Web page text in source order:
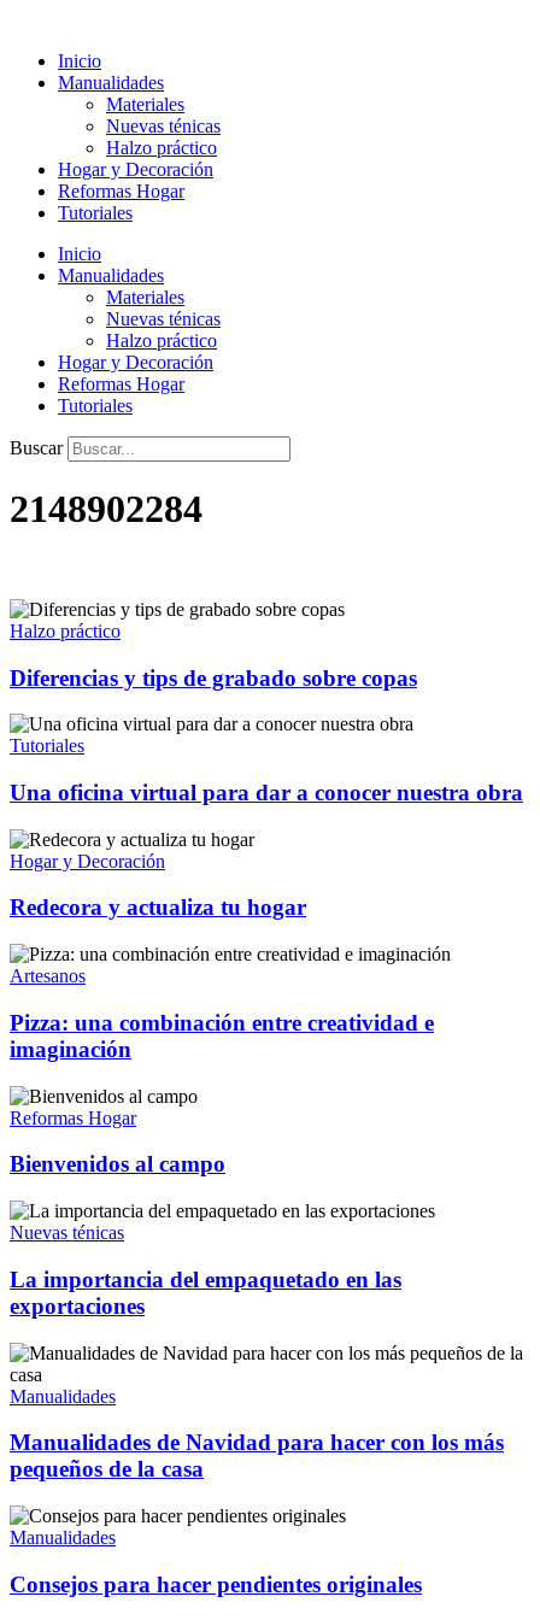
contenido
Inicio
Manualidades
Materiales
Nuevas ténicas
Halzo práctico
Hogar y Decoración
Reformas Hogar
Tutoriales
Inicio
Manualidades
Materiales
Nuevas ténicas
Halzo práctico
Hogar y Decoración
Reformas Hogar
Tutoriales
Buscar
2148902284
Halzo práctico
Diferencias y tips de grabado sobre copas
Tutoriales
Una oficina virtual para dar a conocer nuestra obra
Hogar y Decoración
Redecora y actualiza tu hogar
Artesanos
Pizza: una combinación entre creatividad e
imaginación
Reformas Hogar
Bienvenidos al campo
Nuevas ténicas
La importancia del empaquetado en las
exportaciones
Manualidades
Manualidades de Navidad para hacer con los más
pequeños de la casa
Manualidades
Consejos para hacer pendientes originales